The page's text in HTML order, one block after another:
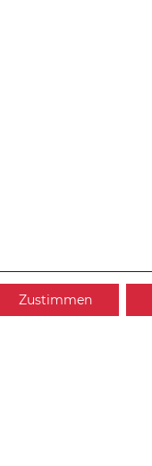
Zustimmen